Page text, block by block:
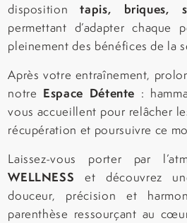
dispositiontapis, briques,
permettant d’adapter
pleinement des bénéfices de la
Après votre entraînement,
notre Espace Détente :
vous accueillent pour relâcher
récupération et poursuivre ce
Laissez-vous porter par
WELLNESS et découvrez
douceur, précision et
parenthèse ressourçant au